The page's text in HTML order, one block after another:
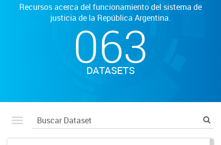
Recursos acerca del funcionamiento del sistema de
justicia de la República Argentina.
063
DATASETS